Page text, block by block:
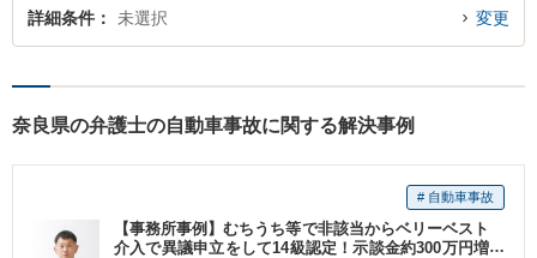
詳細条件 未選択 変更
奈良県の弁護士の自動車事故に関する解決事例
# 自動車事故
【事務所事例】むちうち等で非該当からベリーベスト
介入で異議申立をして14級認定！示談金約300万円増